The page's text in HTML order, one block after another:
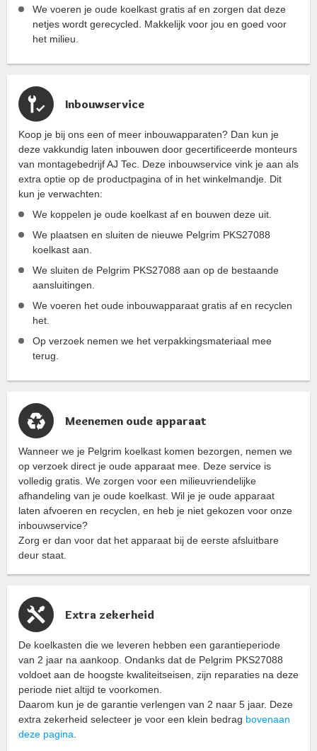
We voeren je oude koelkast gratis af en zorgen dat deze
netjes wordt gerecycled. Makkelijk voor jou en goed voor
het milieu.
Inbouwservice
Koop je bij ons een of meer inbouwapparaten? Dan kun je
deze vakkundig laten inbouwen door gecertificeerde monteurs
van montagebedrijf AJ Tec. Deze inbouwservice vink je aan als
extra optie op de productpagina of in het winkelmandje. Dit
kun je verwachten:
We koppelen je oude koelkast af en bouwen deze uit.
We plaatsen en sluiten de nieuwe Pelgrim PKS27088
koelkast aan.
We sluiten de Pelgrim PKS27088 aan op de bestaande
aansluitingen.
We voeren het oude inbouwapparaat gratis af en recyclen
het.
Op verzoek nemen we het verpakkingsmateriaal mee
terug.
Meenemen oude apparaat
Wanneer we je Pelgrim koelkast komen bezorgen, nemen we
op verzoek direct je oude apparaat mee. Deze service is
volledig gratis. We zorgen voor een milieuvriendelijke
afhandeling van je oude koelkast. Wil je je oude apparaat
laten afvoeren en recyclen, en heb je niet gekozen voor onze
inbouwservice?
Zorg er dan voor dat het apparaat bij de eerste afsluitbare
deur staat.
Extra zekerheid
De koelkasten die we leveren hebben een garantieperiode
van 2 jaar na aankoop. Ondanks dat de Pelgrim PKS27088
voldoet aan de hoogste kwaliteitseisen, zijn reparaties na deze
periode niet altijd te voorkomen.
Daarom kun je de garantie verlengen van 2 naar 5 jaar. Deze
extra zekerheid selecteer je voor een klein bedrag bovenaan
deze pagina.